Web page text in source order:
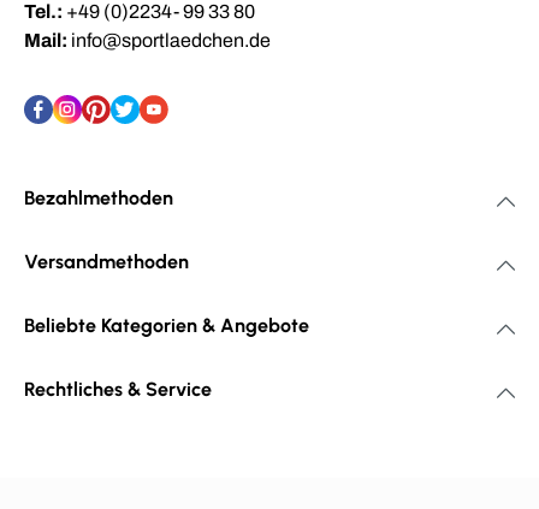
Tel.: +49 (0)2234- 99 33 80
Mail: info@sportlaedchen.de
Bezahlmethoden
Versandmethoden
Beliebte Kategorien & Angebote
Rechtliches & Service